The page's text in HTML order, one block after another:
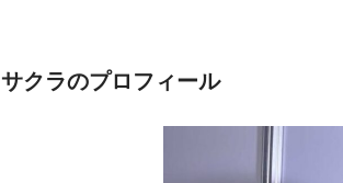
サクラのプロフィール